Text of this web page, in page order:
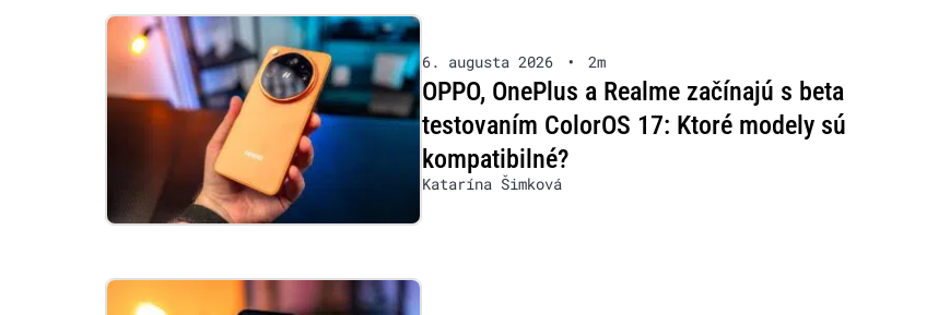
6. augusta 2026 • 2m
OPPO, OnePlus a Realme začínajú s beta
testovaním ColorOS 17: Ktoré modely sú
kompatibilné?
Katarína Šimková